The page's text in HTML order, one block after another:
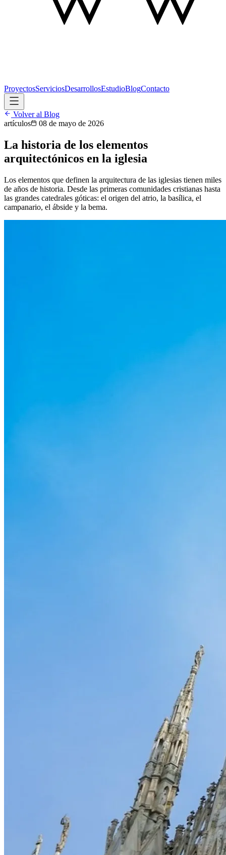
ProyectosServiciosDesarrollosEstudioBlogContacto
Volver al Blog
artículos
08 de mayo de 2026
La historia de los elementos
arquitectónicos en la iglesia
Los elementos que definen la arquitectura de las iglesias tienen miles
de años de historia. Desde las primeras comunidades cristianas hasta
las grandes catedrales góticas: el origen del atrio, la basílica, el
campanario, el ábside y la bema.